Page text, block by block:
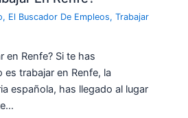
, El Buscador De Empleos,Trabajar
en Renfe? Si te has
trabajar en Renfe, la
española, has llegado al lugar